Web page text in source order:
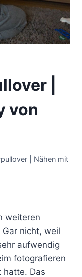
|
von
| Nähen mit
weiteren
Gar nicht, weil
aufwendig
fotografieren
hatte. Das